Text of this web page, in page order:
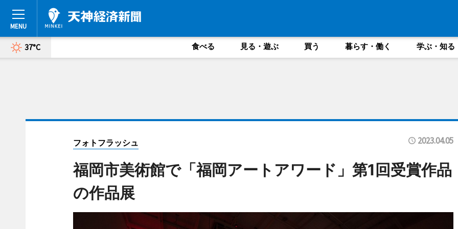
37°C 食べる 見る・遊ぶ 買う 暮らす・働く 学ぶ・知る
フォトフラッシュ 2023.04.05
福岡市美術館で「福岡アートアワード」第1回受賞作品
の作品展